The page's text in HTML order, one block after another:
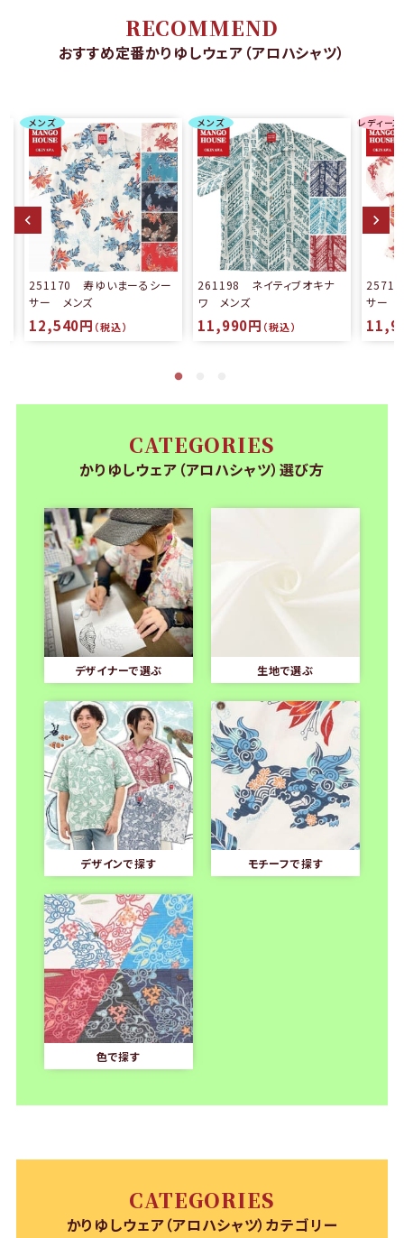
RECOMMEND
おすすめ定番かりゆしウェア（アロハシャツ）
メンズ
251170 寿ゆいまーるシー
サー メンズ
12,540円 （税込）
メンズ
261198 ネイティブオキナ
ワ メンズ
11,990円 （税込）
レディース
サー
CATEGORIES
かりゆしウェア（アロハシャツ）選び方
デザイナーで選ぶ 生地で選ぶ
デザインで探す モチーフで探す
色で探す
CATEGORIES
かりゆしウェア（アロハシャツ）カテゴリー